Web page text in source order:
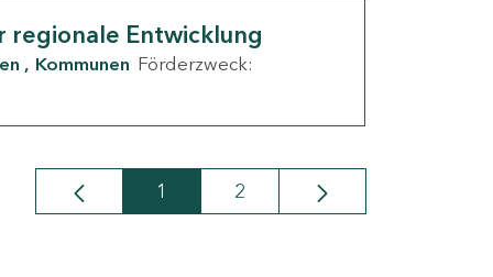
Entwicklung
Kommunen Förderzweck:
Seite
1 Seite
2